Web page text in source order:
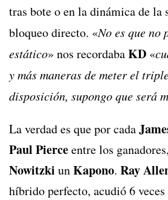
tras bote o en la dinámica de la
bloqueo directo. «No es que
estático» nos recordabaKD «
y más maneras de meter el
disposición, supongo que será
La verdad es que por cada
Paul Pierceentre los
Nowitzki unKapono. Ray
híbrido perfecto, acudió 6